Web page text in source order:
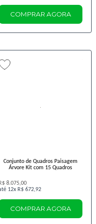
COMPRAR AGORA
Conjunto de Quadros Paisagem
Árvore Kit com 15 Quadros
R$ 8.075,00
12x R$ 672,92
COMPRAR AGORA